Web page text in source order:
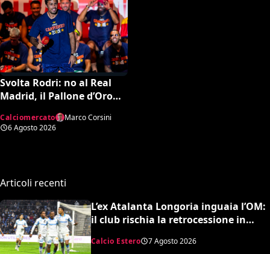
Svolta Rodri: no al Real
Madrid, il Pallone d’Oro
milioni
Calciomercato
Marco Corsini
6 Agosto 2026
Articoli recenti
L’ex Atalanta Longoria inguaia l’OM:
il club rischia la retrocessione in
Ligue 2 e svende tutti i suoi pezzi
pregiati
Calcio Estero 7 Agosto 2026